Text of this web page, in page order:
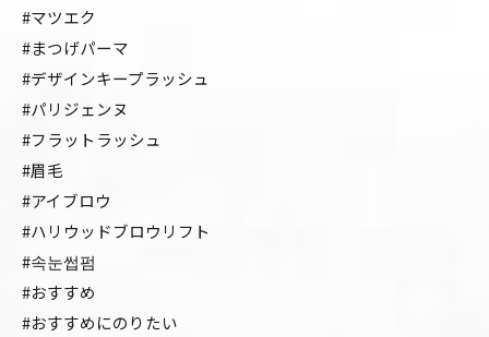
#マツエク
#まつげパーマ
#デザインキープラッシュ
#パリジェンヌ
#フラットラッシュ
#眉毛
#アイブロウ
#ハリウッドブロウリフト
#속눈썹펌
#おすすめ
#おすすめにのりたい